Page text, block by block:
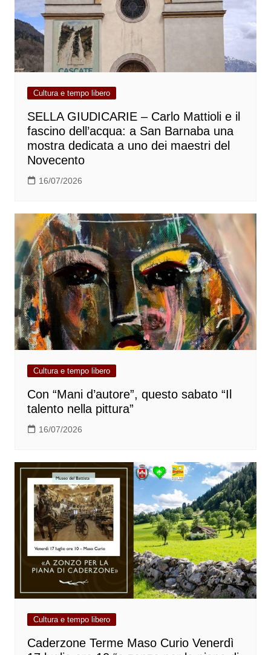
Cultura e tempo libero
SELLA GIUDICARIE – Carlo Mattioli e il
fascino dell’acqua: a San Barnaba una
mostra dedicata a uno dei maestri del
Novecento
16/07/2026
Cultura e tempo libero
Con “Mani d’autore”, questo sabato “Il
talento nella pittura”
16/07/2026
Cultura e tempo libero
Caderzone Terme Maso Curio Venerdì